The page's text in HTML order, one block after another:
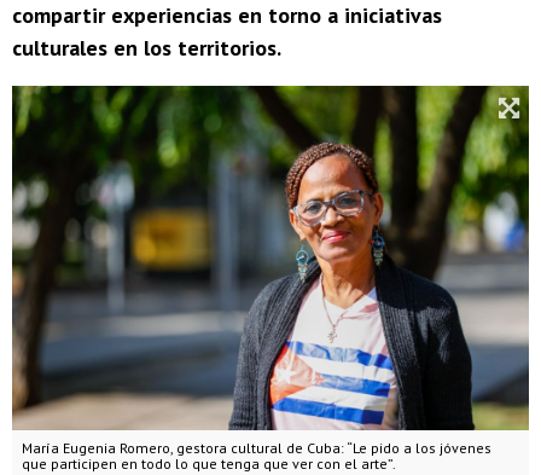
compartir experiencias en torno a iniciativas
culturales en los territorios.
María Eugenia Romero, gestora cultural de Cuba: “Le pido a los jóvenes
que participen en todo lo que tenga que ver con el arte”.